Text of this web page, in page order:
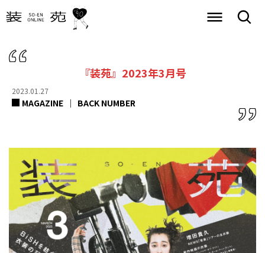
『装苑』2023年3月号
2023.01.27
MAGAZINE BACK NUMBER